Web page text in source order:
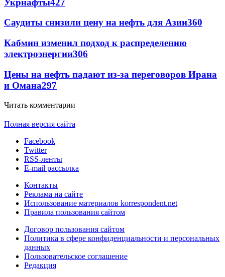
Саудиты снизили цену на нефть для Азии360
Кабмин изменил подход к распределению
электроэнергии306
Цены на нефть падают из-за переговоров Ирана
и Омана297
Читать комментарии
Полная версия сайта
Facebook
Twitter
RSS-ленты
E-mail рассылка
Контакты
Реклама на сайте
Использование материалов korrespondent.net
Правила пользования сайтом
Договор пользования сайтом
Политика в сфере конфиденциальности и персональных
данных
Пользовательское соглашение
Редакция